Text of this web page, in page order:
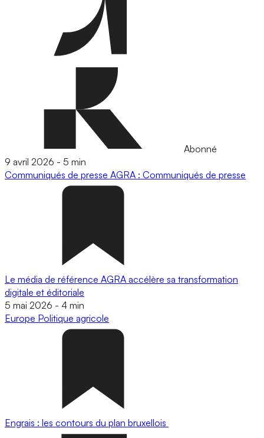
Abonné
9 avril 2026 - 5 min
Communiqués de presse AGRA : Communiqués de presse
Le média de référence AGRA accélère sa transformation
digitale et éditoriale
5 mai 2026 - 4 min
Europe Politique agricole
Engrais : les contours du plan bruxellois